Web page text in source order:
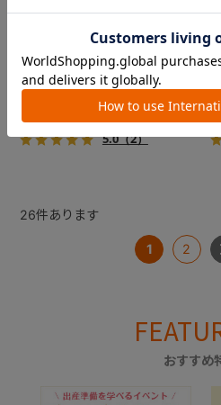
新色登場！幌はファスナー式
でラクラク開閉でき、ワンち
ゃんやネコちゃんの抜け出し
を防止！キャリー部前面にメ
ッシュがプラスされた通気性
￥39,600
5.0（2）
26件あります
1 2
おすすめ